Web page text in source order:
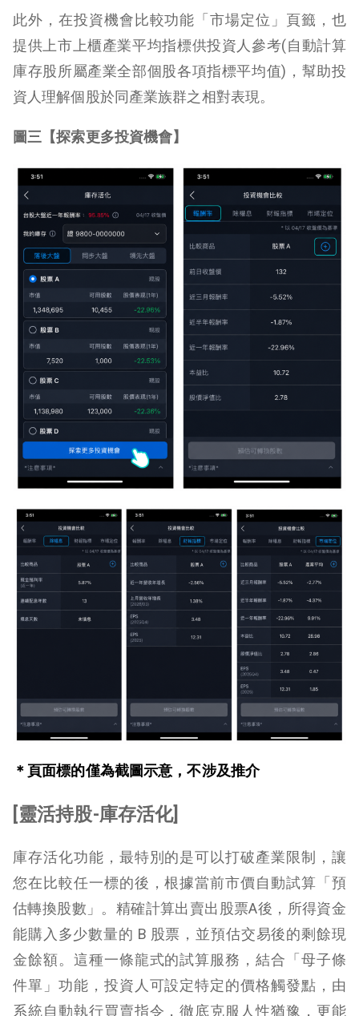
此外， 在投資機會比較功能「市場定位 」頁籤，也
提供 上市上櫃產業平均指標供投資人參考(自動計算
庫存股所屬產業全部個股各項指標平均值)，幫助投
資人理解個股於同產業族群之相對表現。
圖三【探索更多投資機會】
＊頁面標的僅為截圖示意，不涉及推介
[靈活持股-庫存活化]
庫存活化功能， 最特別的是可以打破產業限制，讓
您在比較任一標的後 ，根據當前市價自動試算「預
估轉換股數」。精確計算出賣出 股票A後，所得資金
能購入多少數量的 B 股票，並預估交易後的剩餘現
金餘額。這種一條龍式的試算服務，結合 「母子條
件單」功能，投資人 可設定特定的價格觸發點，由
系統自動執行買賣指令，徹底克服 人性猶豫，更能